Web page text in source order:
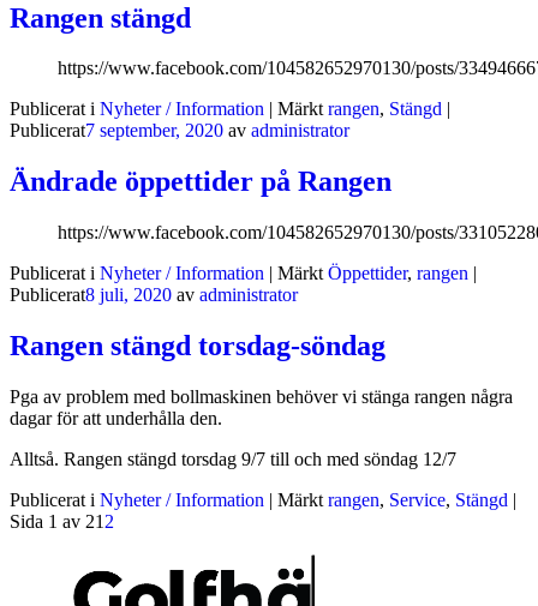
Rangen stängd
https://www.facebook.com/104582652970130/posts/
Publicerat i Nyheter / Information Märktrangen, Stängd
Publicerat7 september, 2020 av administrator
Ändrade öppettider på Rangen
https://www.facebook.com/104582652970130/posts/
Publicerat i Nyheter / Information | Märkt Öppettider, rangen |
Publicerat8 juli, 2020 av administrator
Rangen stängd torsdag-söndag
Pga av problem med bollmaskinen behöver vi stänga rangen några
dagar för att underhålla den.
Alltså. Rangen stängd torsdag 9/7 till och med söndag 12/7
Publicerat i Nyheter / Information | Märkt rangen, Service, Stängd |
Sida 1 av 21 2